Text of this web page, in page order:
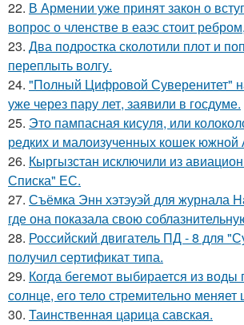
22. В Армении уже принят закон о
вопрос о членстве в еаэс стоит
23. Два подростка сколотили плот и
переплыть волгу.
24. "Полный Цифровой Суверенитет"
уже через пару лет, заявили в госдуме.
25. Это пампасная кисуля, или
редких и малоизученных кошек южной
26. Кыргызстан исключили из
Списка" ЕС.
27. Съёмка Энн хэтэуэй для журнала
где она показала свою
28. Российский двигатель ПД - 8 для
получил сертификат типа.
29. Когда бегемот выбирается из
солнце, его тело стремительно меняет
30. Таинственная царица савская.